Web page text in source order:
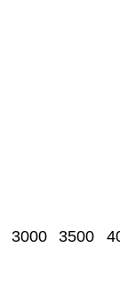
3000 3500